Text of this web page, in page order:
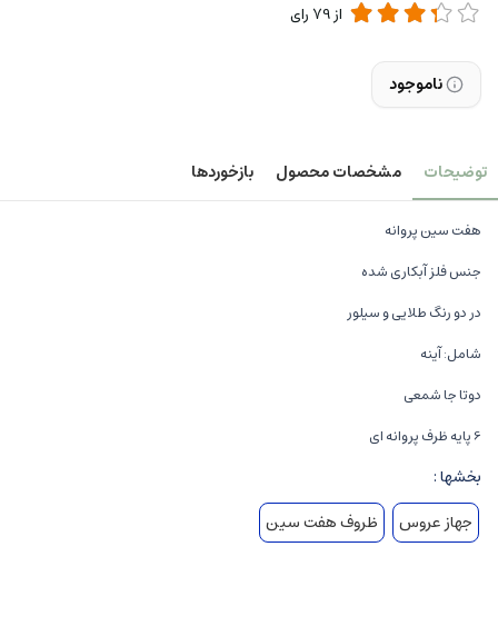
از79رای
ناموجود
توضیحات مشخصات محصول بازخوردها
هفت سین پروانه
جنس فلز آبکاری شده
در دو رنگ طلایی و سیلور
شامل: آینه
دوتا جا شمعی
6 پایه ظرف پروانه ای
بخشها :
جهاز عروس
ظروف هفت سین